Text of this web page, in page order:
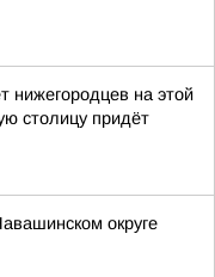
нижегородцев на этой
столицу придёт
округе